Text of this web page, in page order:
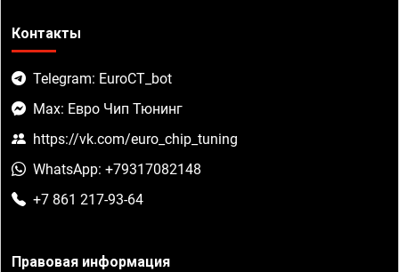
Контакты
Telegram: EuroCT_bot
Max: Евро Чип Тюнинг
https://vk.com/euro_chip_tuning
WhatsApp: +79317082148
+7 861 217-93-64
Правовая информация